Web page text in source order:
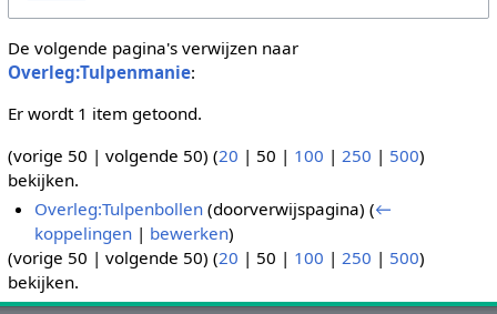
De volgende pagina's verwijzen naar
Overleg:Tulpenmanie:
Er wordt 1 item getoond.
(vorige 50 | volgende 50) (20 | 50 | 100 | 250 | 500)
bekijken.
Overleg:Tulpenbollen (doorverwijspagina)(←
koppelingen | bewerken)
(vorige 50 | volgende 50) (20 | 50 | 100 | 250 | 500)
bekijken.